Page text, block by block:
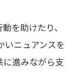
を助けたり、
いニュアンスを
に進みながら支